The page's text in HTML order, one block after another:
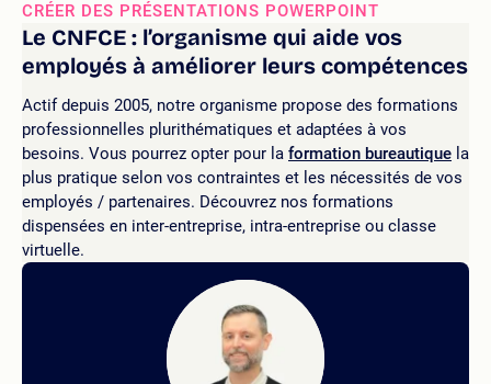
CRÉER DES PRÉSENTATIONS POWERPOINT
Le CNFCE : l’organisme qui aide vos
employés à améliorer leurs compétences
Actif depuis 2005, notre organisme propose des formations
professionnelles plurithématiques et adaptées à vos
besoins. Vous pourrez opter pour la formation bureautique la
plus pratique selon vos contraintes et les nécessités de vos
employés / partenaires. Découvrez nos formations
dispensées en inter-entreprise, intra-entreprise ou classe
virtuelle.